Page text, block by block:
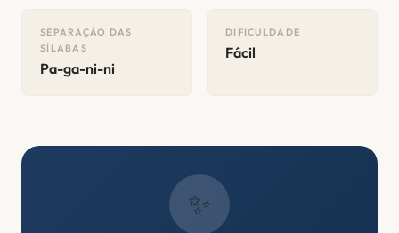
SEPARAÇÃO DAS
SÍLABAS
Pa-ga-ni-ni
DIFICULDADE
Fácil
✨